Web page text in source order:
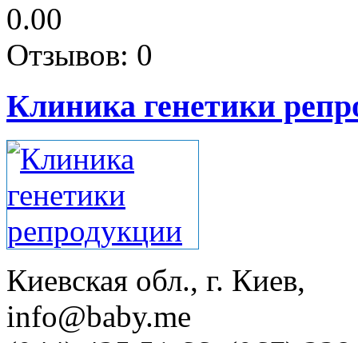
0.00
Отзывов: 0
Клиника генетики
Киевская обл., г. Киев,
info@baby.me